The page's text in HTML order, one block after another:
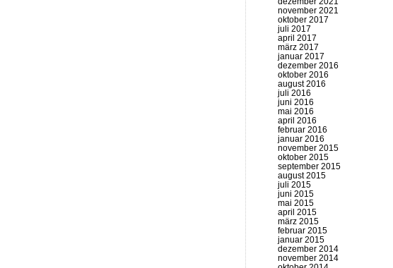
november 2021
oktober 2017
juli 2017
april 2017
märz 2017
januar 2017
dezember 2016
oktober 2016
august 2016
juli 2016
juni 2016
mai 2016
april 2016
februar 2016
januar 2016
november 2015
oktober 2015
september 2015
august 2015
juli 2015
juni 2015
mai 2015
april 2015
märz 2015
februar 2015
januar 2015
dezember 2014
november 2014